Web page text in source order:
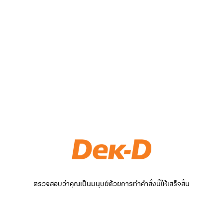
ตรวจสอบว่าคุณเป็นมนุษย์ด้วยการทำคำสั่งนี้ให้เสร็จสิ้น